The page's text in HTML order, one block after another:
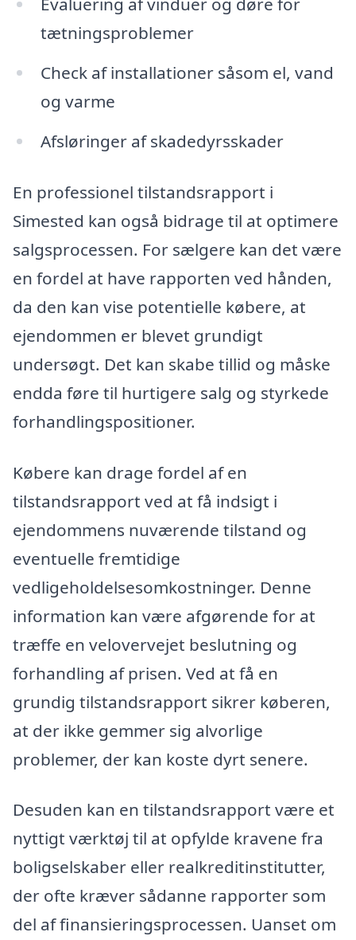
tætningsproblemer
Check af installationer såsom el, vand
og varme
Afsløringer af skadedyrsskader
En professionel tilstandsrapport i
Simested kan også bidrage til at optimere
salgsprocessen. For sælgere kan det være
en fordel at have rapporten ved hånden,
da den kan vise potentielle købere, at
ejendommen er blevet grundigt
undersøgt. Det kan skabe tillid og måske
endda føre til hurtigere salg og styrkede
forhandlingspositioner.
Købere kan drage fordel af en
tilstandsrapport ved at få indsigt i
ejendommens nuværende tilstand og
eventuelle fremtidige
vedligeholdelsesomkostninger. Denne
information kan være afgørende for at
træffe en velovervejet beslutning og
forhandling af prisen. Ved at få en
grundig tilstandsrapport sikrer køberen,
at der ikke gemmer sig alvorlige
problemer, der kan koste dyrt senere.
Desuden kan en tilstandsrapport være et
nyttigt værktøj til at opfylde kravene fra
boligselskaber eller realkreditinstitutter,
der ofte kræver sådanne rapporter som
del af finansieringsprocessen. Uanset om